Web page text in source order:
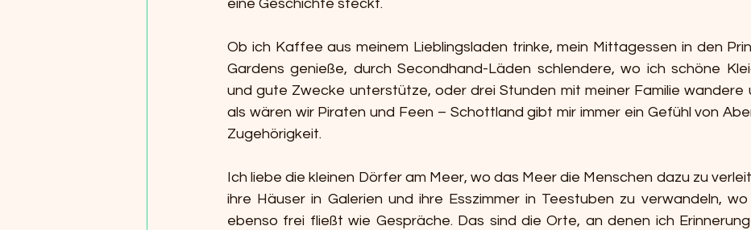
eine Geschichte steckt.
Ob ich Kaffee aus meinem Lieblingsladen trinke, mein Mittagessen in den
Gardens genieße, durch Secondhand-Läden schlendere, wo ich schöne
und gute Zwecke unterstütze, oder drei Stunden mit meiner Familie wandere
als wären wir Piraten und Feen – Schottland gibt mir immer ein Gefühl von
Zugehörigkeit.
Ich liebe die kleinen Dörfer am Meer, wo das Meer die Menschen dazu zu
ihre Häuser in Galerien und ihre Esszimmer in Teestuben zu verwandeln,
ebenso frei fließt wie Gespräche. Das sind die Orte, an denen ich